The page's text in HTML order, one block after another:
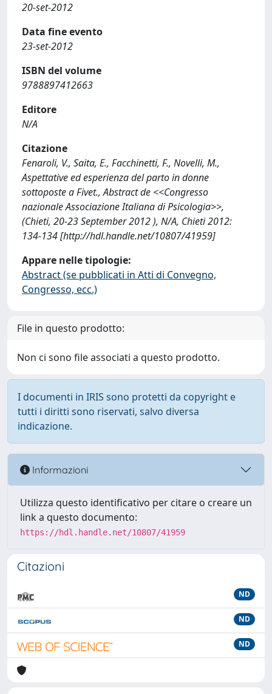
20-set-2012
Data fine evento
23-set-2012
ISBN del volume
9788897412663
Editore
N/A
Citazione
Fenaroli, V., Saita, E., Facchinetti, F., Novelli, M.,
Aspettative ed esperienza del parto in donne
sottoposte a Fivet., Abstract de <<Congresso
nazionale Associazione Italiana di Psicologia>>,
(Chieti, 20-23 September 2012 ), N/A, Chieti 2012:
134-134 [http://hdl.handle.net/10807/41959]
Appare nelle tipologie:
Abstract (se pubblicati in Atti di Convegno,
Congresso, ecc.)
File in questo prodotto:
Non ci sono file associati a questo prodotto.
I documenti in IRIS sono protetti da copyright e
tutti i diritti sono riservati, salvo diversa
indicazione.
Informazioni
Utilizza questo identificativo per citare o creare un
link a questo documento:
https://hdl.handle.net/10807/41959
Citazioni
ND
ND
ND